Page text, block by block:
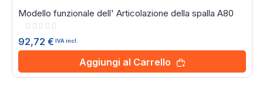
Modello funzionale dell' Articolazione della spalla A80
Rating:
92,72 € IVA incl.
Aggiungi al Carrello